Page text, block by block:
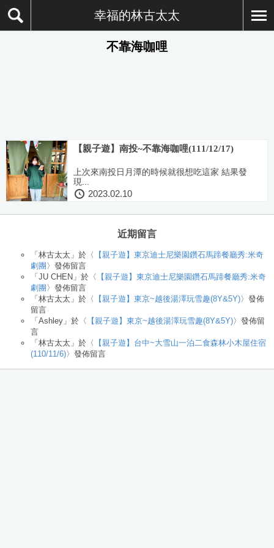
幸福的林古太太
不靠海咖哩
【親子遊】南投~不靠海咖哩(111/12/17)
上次來南投日月潭的時候就很想吃這家 結果發
現...
2023.02.10
近期留言
「 林古太太 」於〈
【親子遊】東京迪士尼樂園鑽石馬蹄餐廳秀:米奇
劇團 〉發佈留言
「 JU CHEN 」於〈
【親子遊】東京迪士尼樂園鑽石馬蹄餐廳秀:米奇
劇團 〉發佈留言
「 林古太太 」於〈 【親子遊】東京~越後湯澤玩雪趣(8Y&5Y)〉發佈
留言
「 Ashley 」於〈 【親子遊】東京~越後湯澤玩雪趣(8Y&5Y)〉發佈留
言
「 林古太太 」於〈
【親子遊】台中~大雪山一泊二食森林小木屋住宿
(110/11/6)〉發佈留言